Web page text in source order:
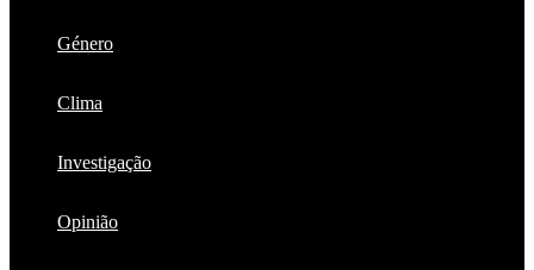
Género
Clima
Investigação
Opinião